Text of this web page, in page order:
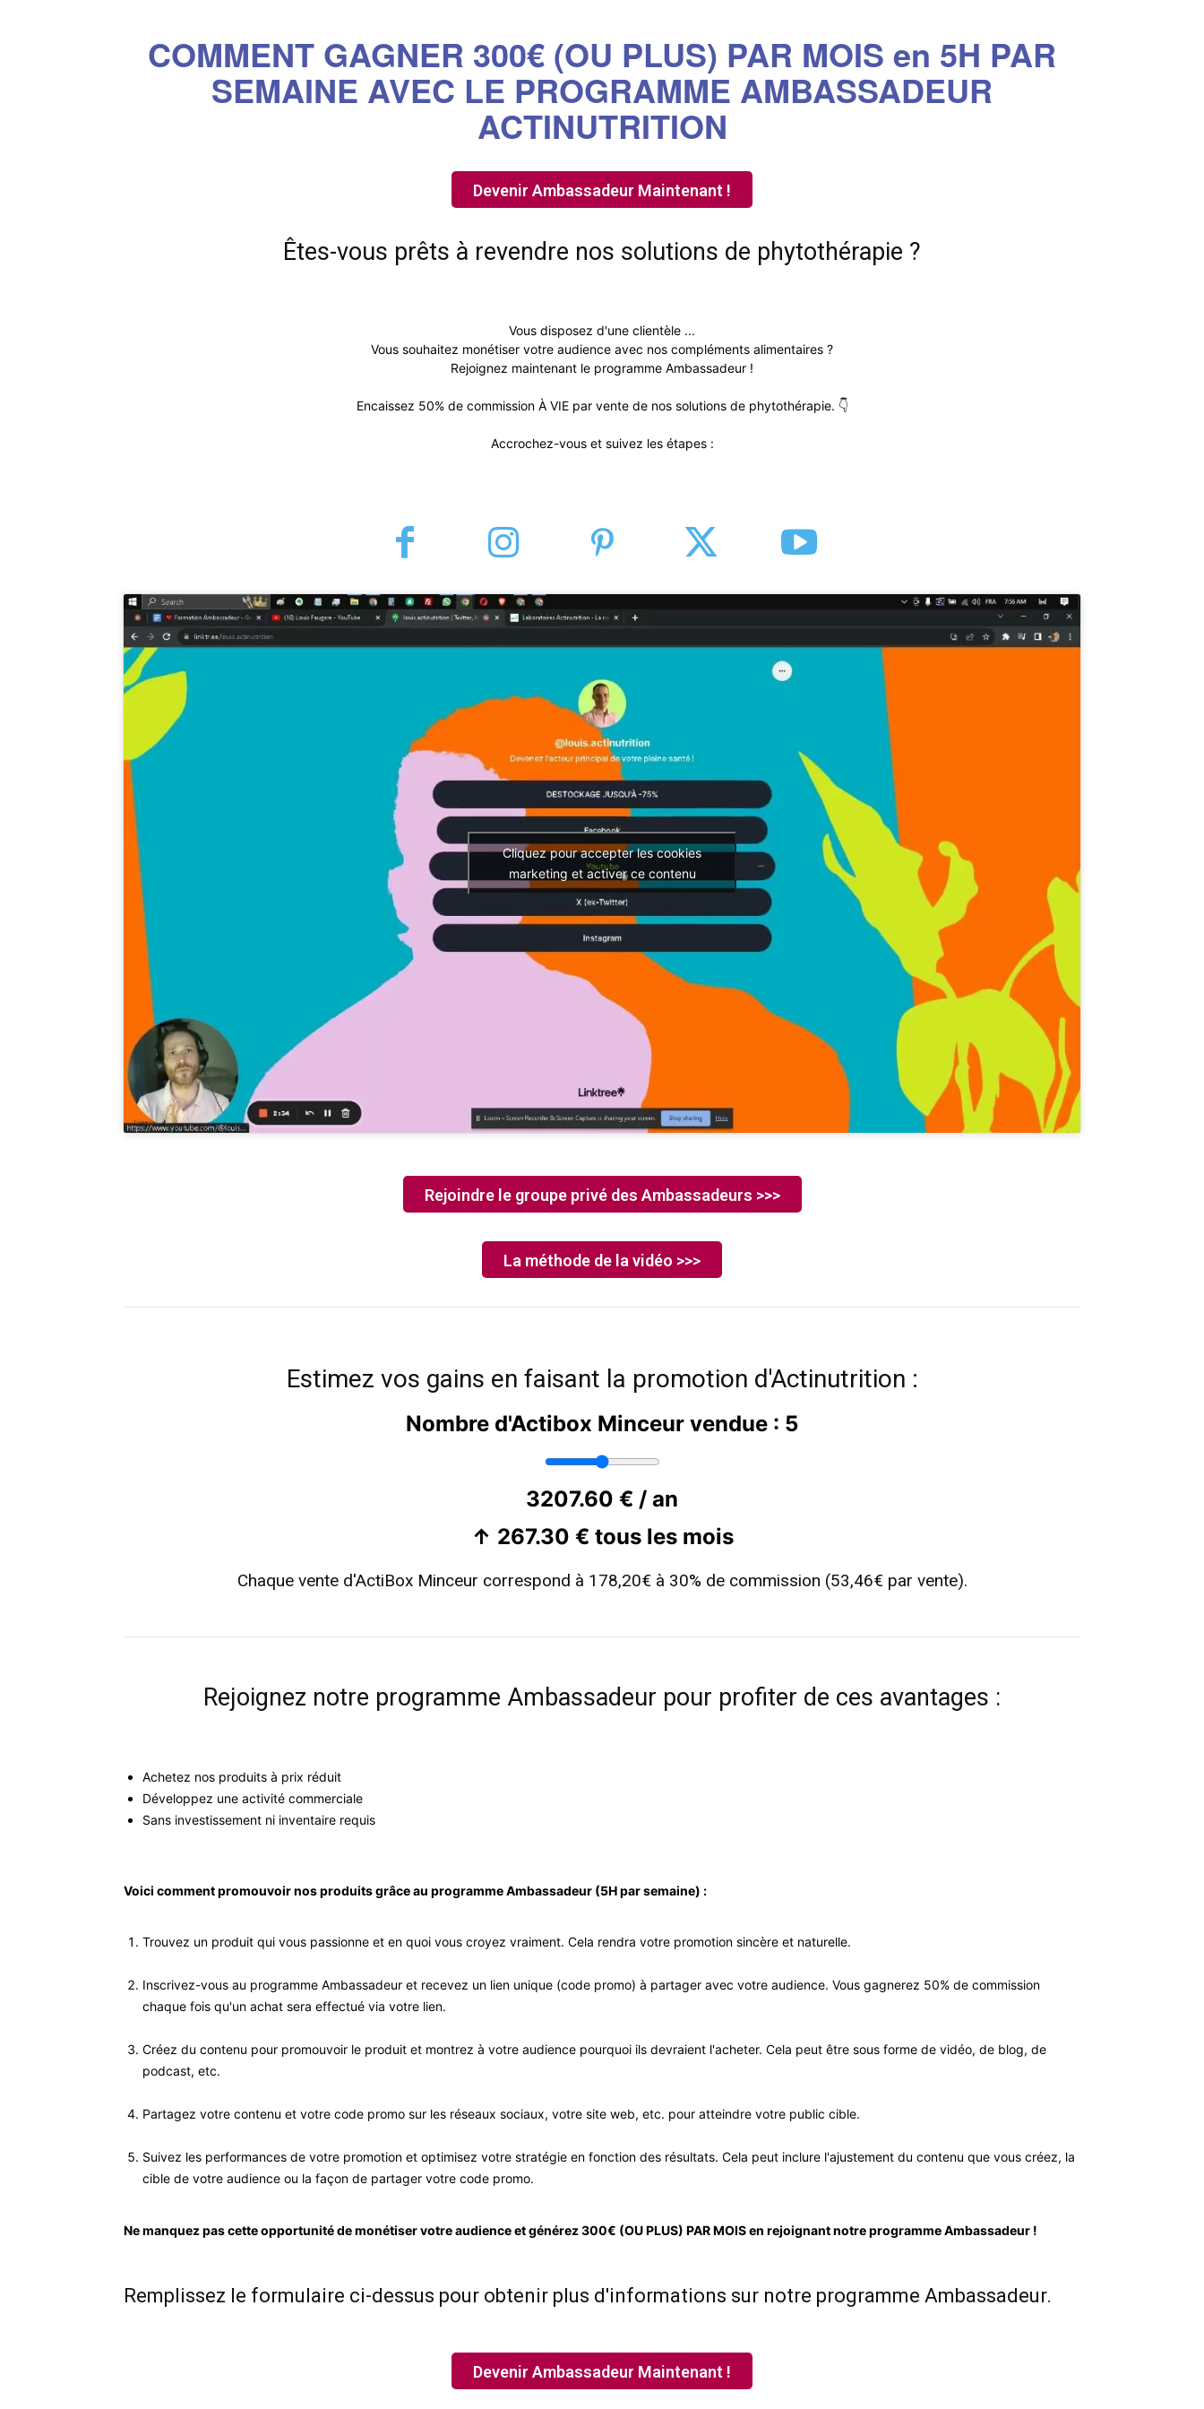
COMMENT GAGNER 300€ (OU PLUS) PAR MOIS en 5H PAR
SEMAINE AVEC LE PROGRAMME AMBASSADEUR
ACTINUTRITION
Devenir Ambassadeur Maintenant !
Êtes-vous prêts à revendre nos solutions de phytothérapie ?
Vous disposez d'une clientèle ...
Vous souhaitez monétiser votre audience avec nos compléments alimentaires ?
Rejoignez maintenant le programme Ambassadeur !
Encaissez 50% de commission À VIE par vente de nos solutions de phytothérapie. 👇
Accrochez-vous et suivez les étapes :
Cliquez pour accepter les cookies
marketing et activer ce contenu
Rejoindre le groupe privé des Ambassadeurs >>>
La méthode de la vidéo >>>
Estimez vos gains en faisant la promotion d'Actinutrition :
Nombre d'Actibox Minceur vendue : 5
3207.60 € / an
↑ 267.30 € tous les mois
Chaque vente d'ActiBox Minceur correspond à 178,20€ à 30% de commission (53,46€ par vente).
Rejoignez notre programme Ambassadeur pour profiter de ces avantages :
Achetez nos produits à prix réduit
Développez une activité commerciale
Sans investissement ni inventaire requis
Voici comment promouvoir nos produits grâce au programme Ambassadeur (5H par semaine) :
Trouvez un produit qui vous passionne et en quoi vous croyez vraiment. Cela rendra votre promotion sincère et naturelle.
Inscrivez-vous au programme Ambassadeur et recevez un lien unique (code promo) à partager avec votre audience. Vous gagnerez 50% de commission
chaque fois qu'un achat sera effectué via votre lien.
Créez du contenu pour promouvoir le produit et montrez à votre audience pourquoi ils devraient l'acheter. Cela peut être sous forme de vidéo, de blog, de
podcast, etc.
Partagez votre contenu et votre code promo sur les réseaux sociaux, votre site web, etc. pour atteindre votre public cible.
Suivez les performances de votre promotion et optimisez votre stratégie en fonction des résultats. Cela peut inclure l'ajustement du contenu que vous créez, la
cible de votre audience ou la façon de partager votre code promo.
Ne manquez pas cette opportunité de monétiser votre audience et générez 300€ (OU PLUS) PAR MOIS en rejoignant notre programme Ambassadeur !
Remplissez le formulaire ci-dessus pour obtenir plus d'informations sur notre programme Ambassadeur.
Devenir Ambassadeur Maintenant !